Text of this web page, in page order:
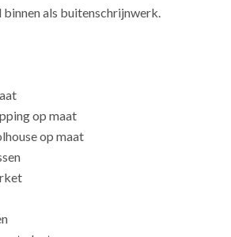
als buitenschrijnwerk.
op maat
op maat